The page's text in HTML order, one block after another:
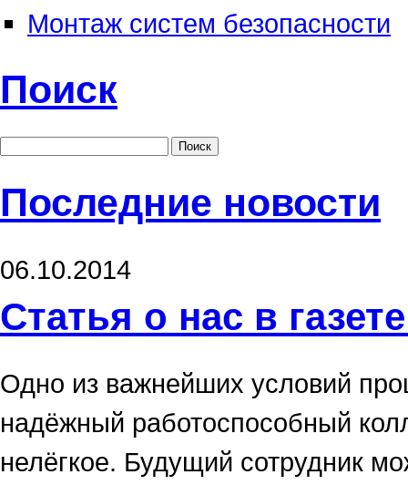
Монтаж систем безопасности
Поиск
Последние новости
06.10.2014
Статья о нас в
Одно из важнейших условий
надёжный работоспособный
нелёгкое. Будущий сотрудник